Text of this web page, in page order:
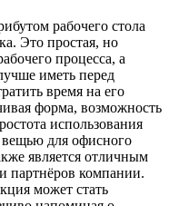
рабочего стола
Это простая, но
процесса, а
иметь перед
время на его
форма, возможность
использования
вещью для офисного
является отличным
партнёров компании.
может стать